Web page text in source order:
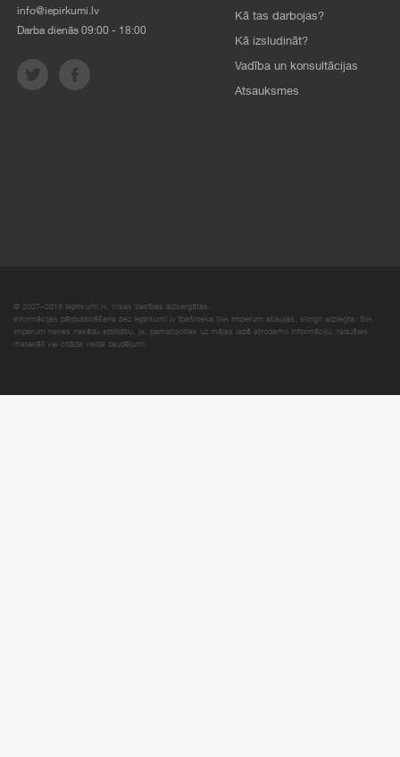
info@iepirkumi.lv
Darba dienās 09:00 - 18:00
Kā tas darbojas?
Kā izsludināt?
Vadība un konsultācijas
Atsauksmes
© 2007–2018 Iepirkumi.lv. Visas tiesības aizsargātas.
Informācijas pārpublicēšana bez iepirkumi.lv īpašnieka SIA Imperum atļaujas, stingri aizliegta. SIA
Imperum nenes nekādu atbildību, ja, pamatojoties uz mājas lapā atrodamo informāciju, radušies
materiāli vai citāda veida zaudējumi.